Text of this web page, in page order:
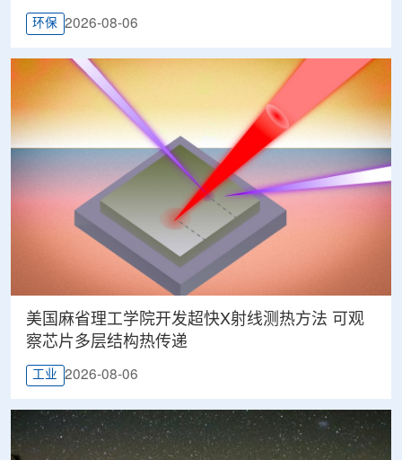
环保 2026-08-06
美国麻省理工学院开发超快X射线测热方法 可观
察芯片多层结构热传递
工业 2026-08-06